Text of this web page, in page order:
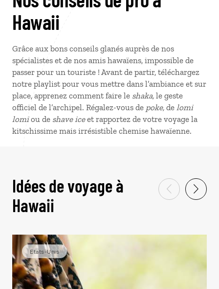
Hawaii
Grâce aux bons conseils glanés auprès de nos
spécialistes et de nos amis hawaïens, impossible de
passer pour un touriste ! Avant de partir, téléchargez
notre playlist pour vous mettre dans l’ambiance et sur
place, apprenez comment faire le shaka, le geste
officiel de l’archipel. Régalez-vous de poke, de lomi
lomiou de shave iceet rapportez de votre voyage la
kitschissime mais irrésistible chemise hawaïenne.
Idées de voyage à
Hawaii
Etats-Unis